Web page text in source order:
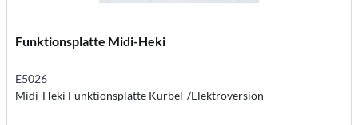
Funktionsplatte Midi-Heki
E5026
Midi-Heki Funktionsplatte Kurbel-/Elektroversion